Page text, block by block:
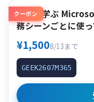
クーポン
使って学ぶ
務シーンごとに使
¥1,5008/13まで
GEEK2607M365